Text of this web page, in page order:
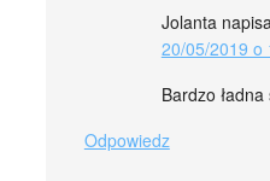
Jolanta
20/05/2019 o
Bardzo
Odpowiedz